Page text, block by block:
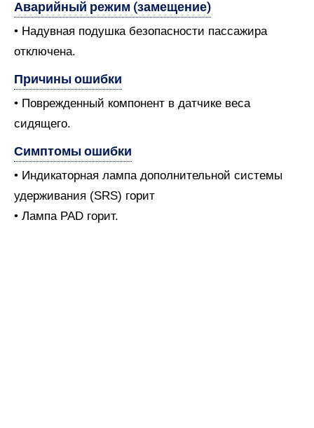
Аварийный режим (замещение)
• Надувная подушка безопасности пассажира
отключена.
Причины ошибки
• Поврежденный компонент в датчике веса
сидящего.
Симптомы ошибки
• Индикаторная лампа дополнительной системы
удерживания (SRS) горит
• Лампа PAD горит.